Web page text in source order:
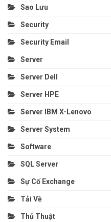
Sao Lưu
Security
Security Email
Server
Server Dell
Server HPE
Server IBM X-Lenovo
Server System
Software
SQL Server
Sự Cố Exchange
Tải Về
Thủ Thuật